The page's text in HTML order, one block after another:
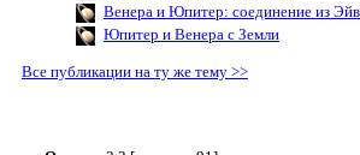
Венера и Юпитер: соединение из
Юпитер и Венера с Земли
Все публикации на ту же тему >>